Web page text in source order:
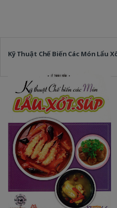
Kỹ Thuật Chế Biến Các Món Lẩu